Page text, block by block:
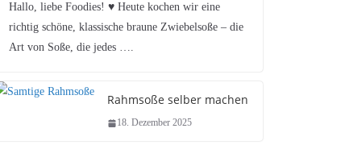
Hallo, liebe Foodies! ♥︎ Heute kochen wir eine
richtig schöne, klassische braune Zwiebelsoße – die
Art von Soße, die jedes ….
Rahmsoße selber machen
18. Dezember 2025